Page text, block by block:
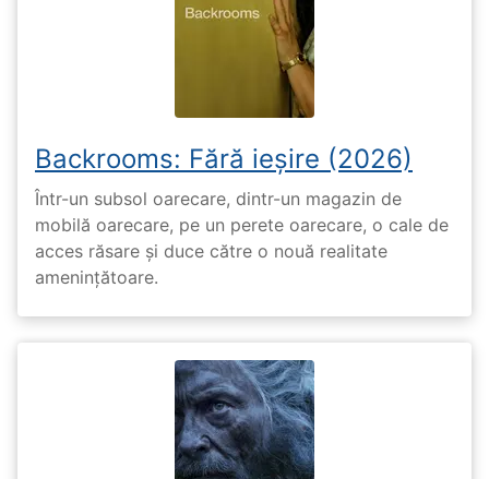
Backrooms: Fără ieșire (2026)
Într-un subsol oarecare, dintr-un magazin de
mobilă oarecare, pe un perete oarecare, o cale de
acces răsare și duce către o nouă realitate
amenințătoare.